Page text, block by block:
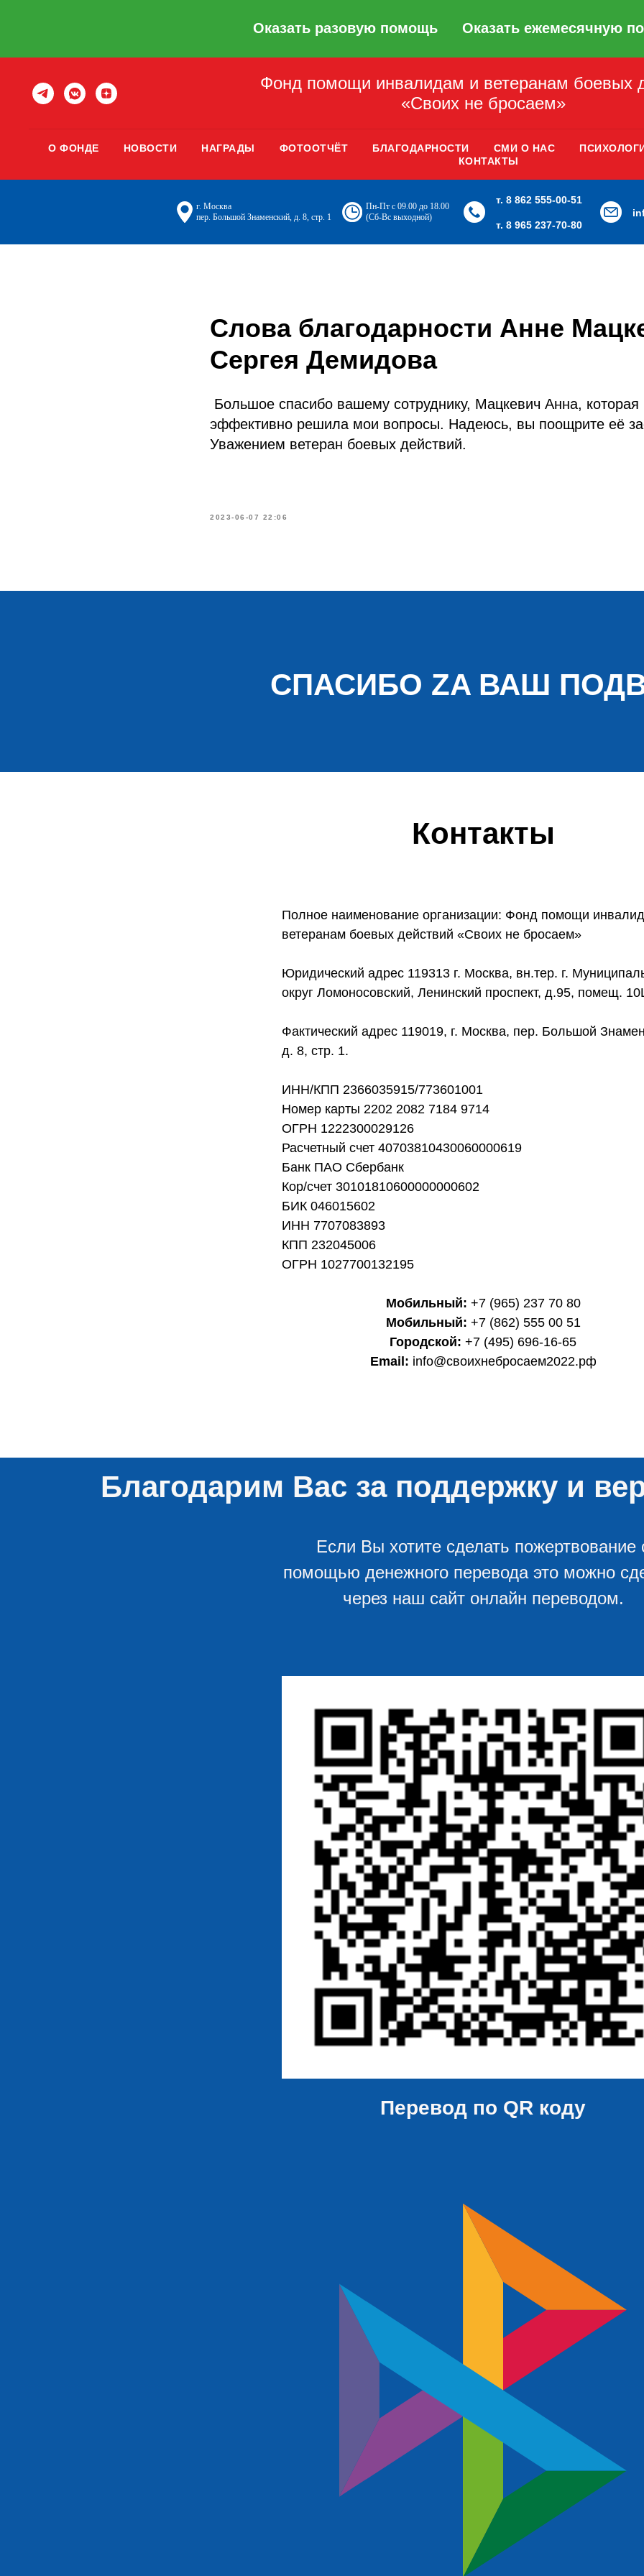
Оказать разовую помощь Оказать ежемесячную
Фонд помощи инвалидам и ветеранам боевых
«Своих не бросаем»
О ФОНДЕ НОВОСТИ НАГРАДЫ ФОТООТЧЁТ БЛАГОДАРНОСТИ СМИ О НАС
КОНТАКТЫ
г. Москва
пер. Большой Знаменский, д. 8, стр. 1
Пн-Пт с 09.00 до 18.00
(Сб-Вс выходной)
т. 8 862 555-00-51
т. 8 965 237-70-80
Слова благодарности Анне
Сергея Демидова
Большое спасибо вашему сотруднику, Мацкевич Анна, которая
эффективно решила мои вопросы. Надеюсь, вы поощрите её
Уважением ветеран боевых действий.
2023-06-07 22:06
СПАСИБО ZA ВАШ
Контакты
Полное наименование организации: Фонд помощи
ветеранам боевых действий «Своих не бросаем»
Юридический адрес 119313 г. Москва, вн.тер. г.
округ Ломоносовский, Ленинский проспект, д.95, помещ.
Фактический адрес 119019, г. Москва, пер. Большой
д. 8, стр. 1.
ИНН/КПП 2366035915/773601001
Номер карты 2202 2082 7184 9714
ОГРН 1222300029126
Расчетный счет 40703810430060000619
Банк ПАО Сбербанк
Кор/счет 30101810600000000602
БИК 046015602
ИНН 7707083893
КПП 232045006
ОГРН 1027700132195
Мобильный: +7 (965) 237 70 80
Мобильный: +7 (862) 555 00 51
Городской: +7 (495) 696-16-65
Email: info@своихнебросаем2022.рф
Благодарим Вас за поддержку и
Если Вы хотите сделать пожертвование
помощью денежного перевода это можно
через наш сайт онлайн переводом.
Перевод по QR коду